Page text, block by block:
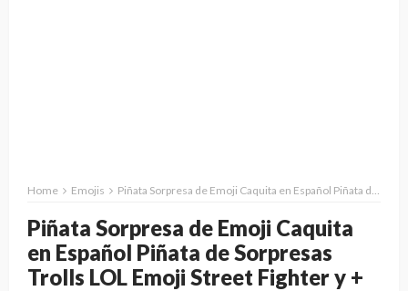
Home Emojis Piñata Sorpresa de Emoji Caquita en Español Piñata de Sorpresas Trolls LOL Emoji Street Fighter y +
Piñata Sorpresa de Emoji Caquita
en Español Piñata de Sorpresas
Trolls LOL Emoji Street Fighter y +